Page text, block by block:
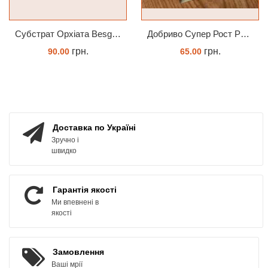
Субстрат Орхіата Besgrow Orchiata фракція 18-25мм
90.00грн.
Добриво Супер Рост Peters Hi Nitro 30-10-10 + мікроелементи
65.00грн.
Доставка по Україні
Зручно і
швидко
Гарантія якості
Ми впевнені в
якості
Замовлення
Ваші мрії